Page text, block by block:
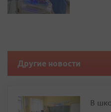
Другие новости
В